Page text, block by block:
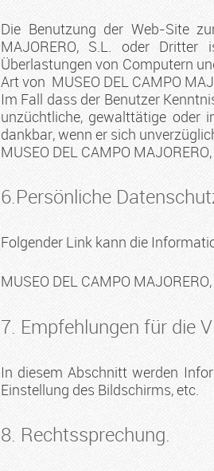
Die Benutzung der Web-Site
MAJORERO, S.L. oder
Überlastungen von Computern
Art von MUSEO DEL CAMPO
Im Fall dass der Benutzer
unzüchtliche, gewalttätige oder
dankbar, wenn er sich
MUSEO DEL CAMPO
6.Persönliche
Folgender Link kann die
MUSEO DEL CAMPO
7. Empfehlungen für die
In diesem Abschnitt werden
Einstellung des Bildschirms, etc.
8. Rechtssprechung.